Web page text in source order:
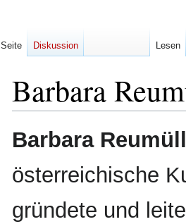
Barbara
Zur
Navigation
Zur
Suche
Barbara
österreichische
gründete und
Seite Diskussion Lesen